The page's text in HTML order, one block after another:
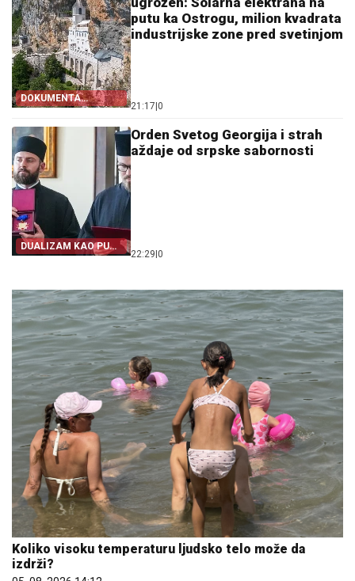
DOKUMENTA
OTKRIVAJU
putu ka Ostrogu, milion kvadrata
industrijske zone pred svetinjom
21:17|0
DUALIZAM KAO PUT
IZ SRPSTVA
Orden Svetog Georgija i strah
aždaje od srpske sabornosti
22:29|0
Koliko visoku temperaturu ljudsko telo može da
izdrži?